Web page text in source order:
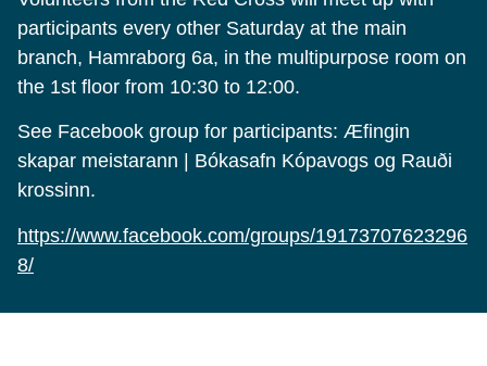
participants every other Saturday at the main
branch, Hamraborg 6a, in the multipurpose room on
the 1st floor from 10:30 to 12:00.
See Facebook group for participants: Æfingin
skapar meistarann | Bókasafn Kópavogs og Rauði
krossinn.
https://www.facebook.com/groups/19173707623296
8/